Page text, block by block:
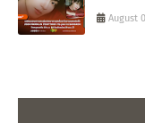
August